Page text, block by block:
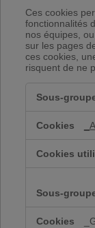
Ces cookies
fonctionnalités
nos équipes,
sur les pages
ces cookies,
risquent de ne
de